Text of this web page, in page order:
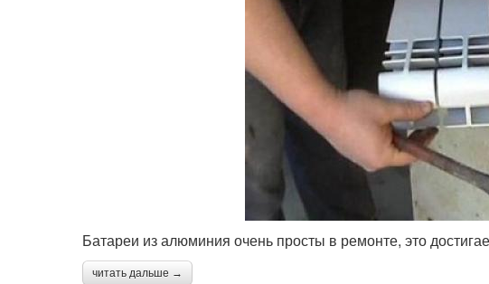
Батареи из алюминия очень просты в ремонте, это
читать дальше →